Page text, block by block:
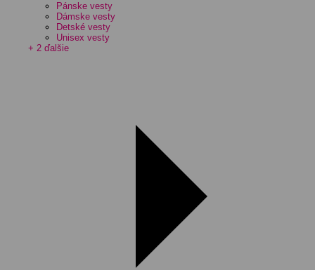
Pánske vesty
Dámske vesty
Detské vesty
Unisex vesty
+ 2 ďalšie